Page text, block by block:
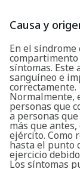
Causa y
En el
síntomas. Este
sanguíneo e
correctamente.
Normalmente,
personas que
a personas
más que
ejército. Como
hasta el punto
ejercicio
Los síntomas